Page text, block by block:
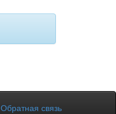
Обратная связь